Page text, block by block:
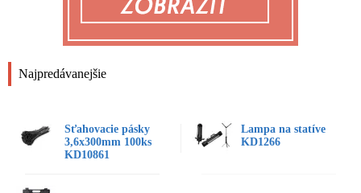
Najpredávanejšie
Sťahovacie pásky
3,6x300mm 100ks
KD10861
Lampa na statíve
KD1266